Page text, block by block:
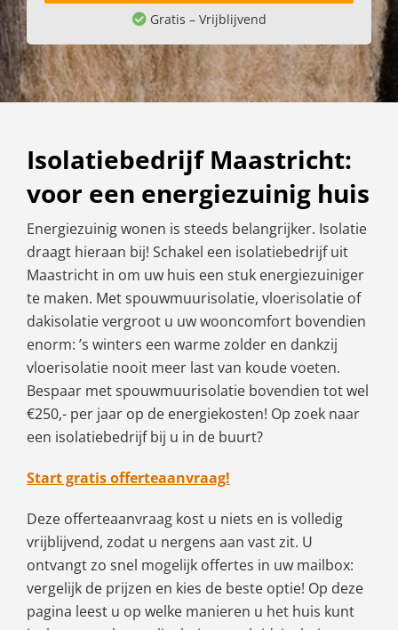
Gratis – Vrijblijvend
Isolatiebedrijf Maastricht:
voor een energiezuinig huis
Energiezuinig wonen is steeds belangrijker. Isolatie
draagt hieraan bij! Schakel een isolatiebedrijf uit
Maastricht in om uw huis een stuk energiezuiniger
te maken. Met spouwmuurisolatie, vloerisolatie of
dakisolatie vergroot u uw wooncomfort bovendien
enorm: ’s winters een warme zolder en dankzij
vloerisolatie nooit meer last van koude voeten.
Bespaar met spouwmuurisolatie bovendien tot wel
€250,- per jaar op de energiekosten! Op zoek naar
een isolatiebedrijf bij u in de buurt?
Start gratis offerteaanvraag!
Deze offerteaanvraag kost u niets en is volledig
vrijblijvend, zodat u nergens aan vast zit. U
ontvangt zo snel mogelijk offertes in uw mailbox:
vergelijk de prijzen en kies de beste optie! Op deze
pagina leest u op welke manieren u het huis kunt